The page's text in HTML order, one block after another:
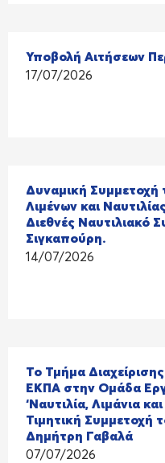
Υποβολή Αιτήσεων
17/07/2026
Δυναμική Συμμετοχή
Λιμένων και
Διεθνές Ναυτιλιακό
Σιγκαπούρη.
14/07/2026
Το Τμήμα
ΕΚΠΑ στην Ομάδα
‘Ναυτιλία, Λιμάνια
Τιμητική Συμμετοχή
Δημήτρη Γαβαλά
07/07/2026